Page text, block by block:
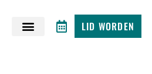
LID WORDEN